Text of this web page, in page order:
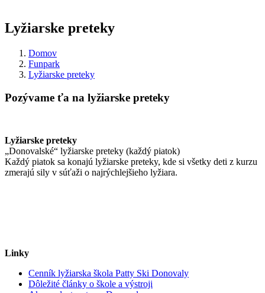
Lyžiarske preteky
Domov
Funpark
Lyžiarske preteky
Pozývame ťa na lyžiarske preteky
Lyžiarske preteky
„Donovalské“ lyžiarske preteky (každý piatok)
Každý piatok sa konajú lyžiarske preteky, kde si všetky deti z kurzu
zmerajú sily v súťaži o najrýchlejšieho lyžiara.
Linky
Cenník lyžiarska škola Patty Ski Donovaly
Dôležité články o škole a výstroji